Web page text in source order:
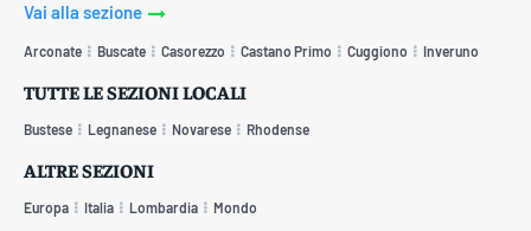
Vai alla sezione
Arconate Buscate Casorezzo Castano Primo Cuggiono Inveruno
TUTTE LE SEZIONI LOCALI
Bustese Legnanese Novarese Rhodense
ALTRE SEZIONI
Europa Italia Lombardia Mondo